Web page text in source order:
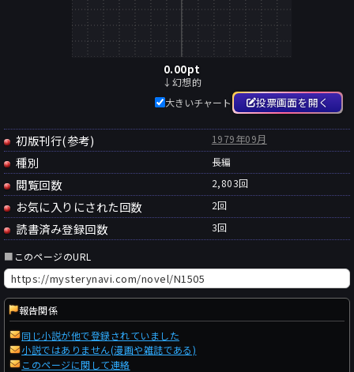
0.00pt
↓幻想的
大きいチャート
投票画面を開く
初版刊行(参考) 1979年09月
種別 長編
閲覧回数 2,803回
お気に入りにされた回数 2回
読書済み登録回数 3回
■ このページのURL
報告関係
同じ小説が他で登録されていました
小説ではありません(漫画や雑誌である)
このページに関して連絡